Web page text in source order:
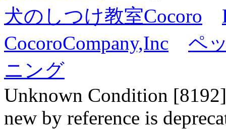
犬のしつけ教室Cocoro
CocoroCompany,Inc
ペ
ニング
Unknown Condition
new by reference is